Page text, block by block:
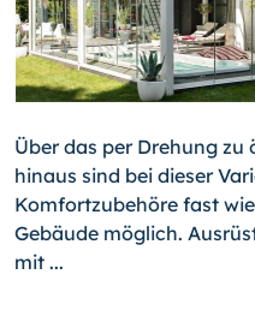
Über das per Drehung
hinaus sind bei dieser
Komfortzubehöre fast
Gebäude möglich.
mit ...